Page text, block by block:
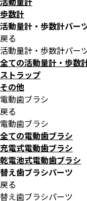
歩数計
活動量計・歩数計パー
戻る
活動量計・歩数計パー
全ての活動量計・歩数
ストラップ
その他
電動歯ブラシ
戻る
電動歯ブラシ
全ての電動歯ブラシ
充電式電動歯ブラシ
乾電池式電動歯ブラシ
替え歯ブラシパーツ
戻る
替え歯ブラシパーツ